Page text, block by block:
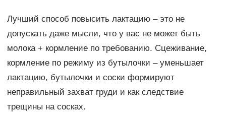
Лучший способ повысить лактацию – это не
допускать даже мысли, что у вас не может быть
молока + кормление по требованию. Сцеживание,
кормление по режиму из бутылочки – уменьшает
лактацию, бутылочки и соски формируют
неправильный захват груди и как следствие
трещины на сосках.